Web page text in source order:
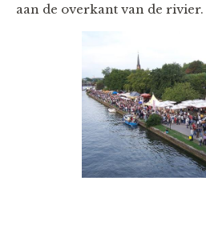
aan de overkant van de rivier.